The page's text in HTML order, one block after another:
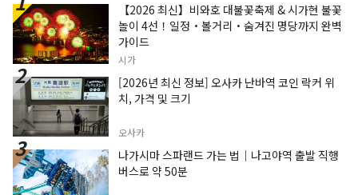
【2026 최신】비와호 대불꽃축제 & 시가현 불꽃
놀이 4선！일정・볼거리・숨겨진 명당까지 완벽
가이드
시가
[2026년 최신 정보] 오사카 난바역 코인 락커 위
치, 가격 및 크기
오사카
나가시마 스파랜드 가는 법｜나고야역 출발 직행
버스로 약 50분